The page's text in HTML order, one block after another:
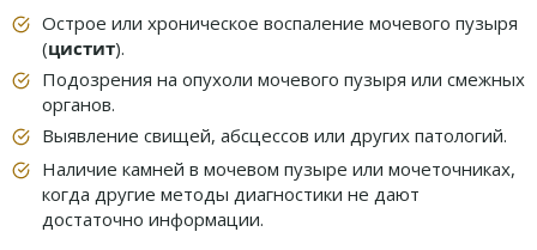
Острое или хроническое воспаление мочевого пузыря
(цистит).
Подозрения на опухоли мочевого пузыря или смежных
органов.
Выявление свищей, абсцессов или других патологий.
Наличие камней в мочевом пузыре или мочеточниках,
когда другие методы диагностики не дают
достаточно информации.